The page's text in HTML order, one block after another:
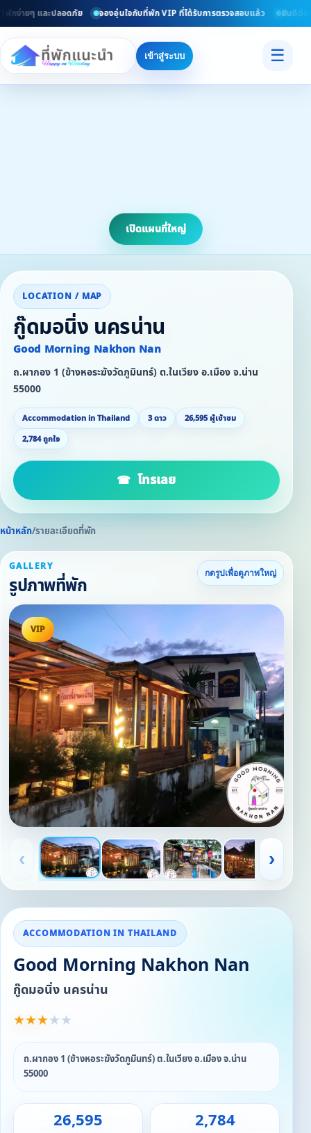
รวมที่พักทั่วไทยอัพเดททุกวัน ค้นหาที่พักง่ายๆ และปลอดภัย จองอุ่นใจกับที่พัก
เข้าสู่ระบบ ☰
เปิดแผนที่ใหญ่
LOCATION / MAP
กู๊ดมอนิ่ง นครน่าน
Good Morning Nakhon Nan
ถ.ผากอง 1 (ข้างหอระฆังวัดภูมินทร์) ต.ในเวียง อ.เมือง จ.น่าน
55000
Accommodation in Thailand 3 ดาว
26,595 ผู้เข้าชม
2,784 ถูกใจ
โทรเลย
หน้าหลัก/รายละเอียดที่พัก
GALLERY
รูปภาพที่พัก
กดรูปเพื่อดูภาพใหญ่
VIP
‹ ›
ACCOMMODATION IN THAILAND
Good Morning Nakhon Nan
กู๊ดมอนิ่ง นครน่าน
★★★★★
ถ.ผากอง 1 (ข้างหอระฆังวัดภูมินทร์) ต.ในเวียง อ.เมือง จ.น่าน
55000
26,595 2,784